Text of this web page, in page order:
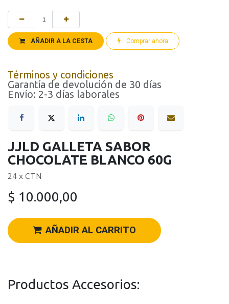
AÑADIR A LA CESTA Comprar ahora
Términos y condiciones
Garantía de devolución de 30 días
Envío: 2-3 días laborales
JJLD GALLETA SABOR
CHOCOLATE BLANCO 60G
24 x CTN
$ 10.000,00
AÑADIR AL CARRITO
Productos Accesorios: